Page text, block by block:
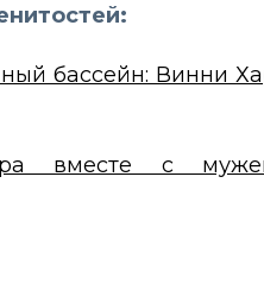
бассейн: Винни
вместе с